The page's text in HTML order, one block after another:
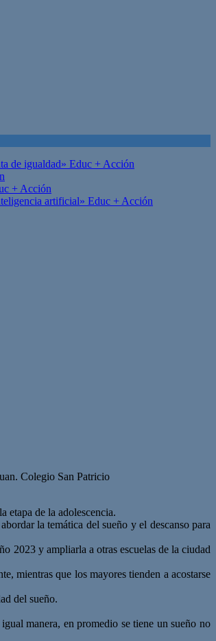
de igualdad» Educ + Acción
+ Acción
artificial» Educ + Acción
Colegio San Patricio
etapa de la adolescencia.
la temática del sueño y el descanso para
2023 y ampliarla a otras escuelas de la ciudad
mientras que los mayores tienden a acostarse
del sueño.
manera, en promedio se tiene un sueño no